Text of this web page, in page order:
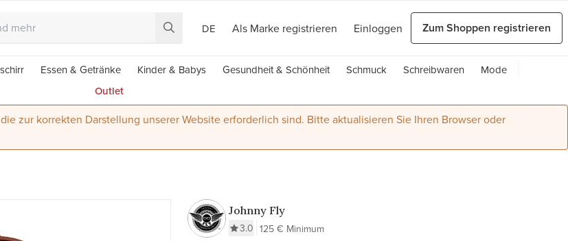
DE Als Marke registrieren Einloggen Zum Shoppen registrieren
Essen & Getränke Kinder & Babys Gesundheit & Schönheit Schmuck Schreibwaren
Mode
Outlet
zur korrekten Darstellung unserer Website erforderlich sind. Bitte aktualisieren Sie Ihren Browser oder
Johnny Fly
3.0 125 € Minimum